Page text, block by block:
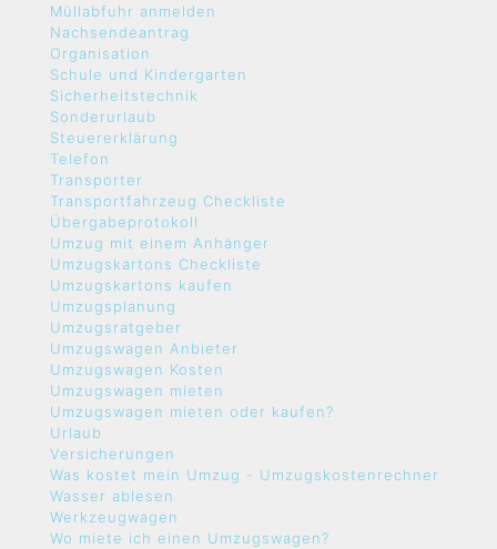
Müllabfuhr anmelden
Nachsendeantrag
Organisation
Schule und Kindergarten
Sicherheitstechnik
Sonderurlaub
Steuererklärung
Telefon
Transporter
Transportfahrzeug Checkliste
Übergabeprotokoll
Umzug mit einem Anhänger
Umzugskartons Checkliste
Umzugskartons kaufen
Umzugsplanung
Umzugsratgeber
Umzugswagen Anbieter
Umzugswagen Kosten
Umzugswagen mieten
Umzugswagen mieten oder kaufen?
Urlaub
Versicherungen
Was kostet mein Umzug - Umzugskostenrechner
Wasser ablesen
Werkzeugwagen
Wo miete ich einen Umzugswagen?